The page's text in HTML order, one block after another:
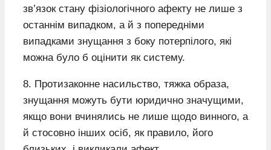
зв’язок стану фізіологічного афекту не лише з
останнім випадком, а й з попередніми
випадками знущання з боку потерпілого, які
можна було б оцінити як систему.
8. Протизаконне насильство, тяжка образа,
знущання можуть бути юридично значущими,
якщо вони вчинялись не лише щодо винного, а
й стосовно інших осіб, як правило, його